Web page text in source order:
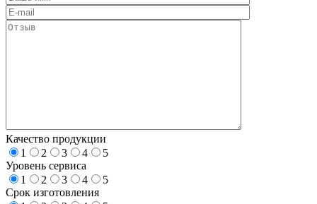
Качество продукции
1
2 3 4
5
Уровень сервиса
1
2 3 4
5
Срок изготовления